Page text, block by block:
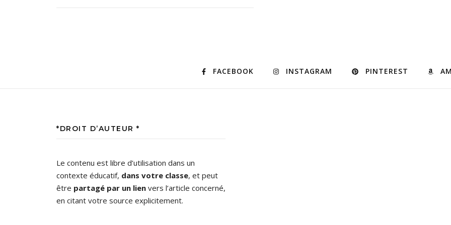
FACEBOOK INSTAGRAM PINTEREST
*DROIT D’AUTEUR *
Le contenu est libre d’utilisation dans un
contexte éducatif, dans votre classe, et peut
être partagé par un lien vers l’article concerné,
en citant votre source explicitement.